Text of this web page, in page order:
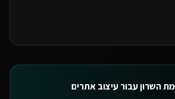
השרוןעבורעיצוב אתרים